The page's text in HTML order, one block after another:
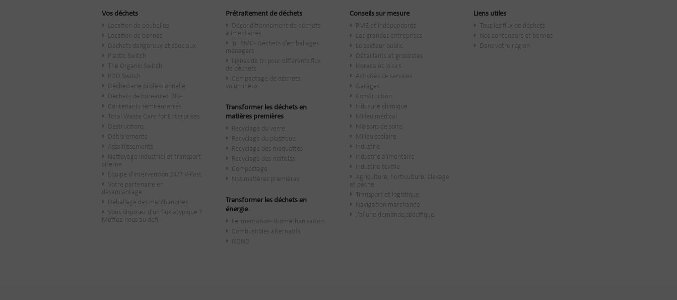
Vos déchets
Location de poubelles
Location de bennes
Déchets dangereux et spéciaux
Plastic Switch
The Organic Switch
PDD Switch
Déchetterie professionnelle
Déchets de bureau et DIB-
Contenants semi-enterrés
Total Waste Care for Enterprises
Destructions
Déblaiements
Assainissements
Nettoyage industriel et transport
citerne
Équipe d'intervention 24/7 V-Fast
Votre partenaire en
désamiantage
Déballage des marchandises
Vous disposez d'un flux atypique ?
Mettez-nous au défi !
Prétraitement de déchets
Déconditionnement de déchets
alimentaires
Tri PMC - Déchets d’emballages
ménagers
Lignes de tri pour différents flux
de déchets
Compactage de déchets
volumineux
Transformer les déchets en
matières premières
Recyclage du verre
Recyclage du plastique
Recyclage des moquettes
Recyclage des matelas
Compostage
Nos matières premières
Transformer les déchets en
énergie
Fermentation - Biométhanisation
Combustibles alternatifs
ISDND
Conseils sur mesure
PME et indépendants
Les grandes entreprises
Le secteur public
​Détaillants et grossistes
Horeca et loisirs
Activités de services
Garages
Construction
Industrie chimique
Milieu médical
Maisons de soins
Milieu scolaire
Industrie
Industrie alimentaire
Industrie textile
Agriculture, horticulture, élevage
et pêche
Transport et logistique
Navigation marchande
J'ai une demande spécifique
Liens utiles
Tous les flux de déchets
Nos conteneurs et bennes
Dans votre région